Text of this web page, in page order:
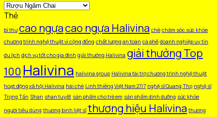
Thẻ
bí thư cao ngựacao ngựa Halivina chè chăm sóc sức khỏe
chương trình nghệ thuật vì cộng đồng chất lượng an toàn cà phê doanh nghiệp uy tín
du lịch dịch vụ tốt cho gia đình giải thưởng Halivina giải thưởng Top
100 Halivina halivina group Halivina tài trợ chương trình nghệ thuật
hoạt động xã hội Halivina hái chè Linh thiêng Việt Nam 27/7 nghệ sĩ Quang Thọ nghệ sĩ
Trọng Tấn Shan shan tuyết sản phẩm cho trẻ em sản phẩm dinh dưỡng sức khỏe
người tiêu dùng thương binh liệt sĩ thương hiệu Halivina thương